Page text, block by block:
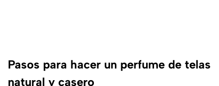
Pasos para hacer un perfume de telas
natural y casero